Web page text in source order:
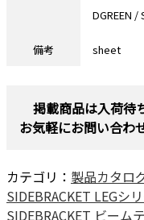
DGREEN /
備考 sheet
掲載商品は入荷待
お気軽にお問い合わ
カテゴリ： 製品カタロ
SIDEBRACKET LEGシ
SIDEBRACKET ビーム